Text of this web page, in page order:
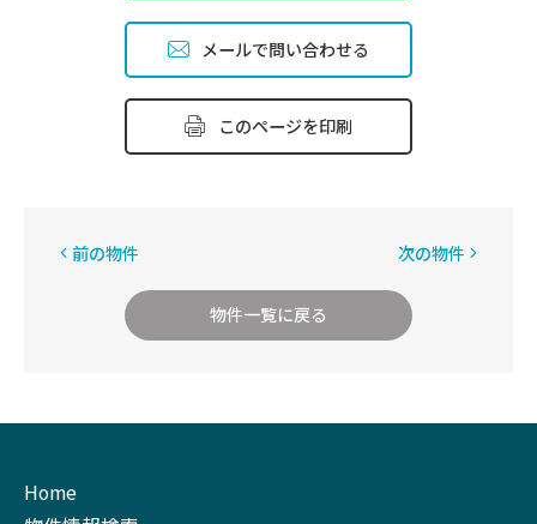
メールで問い合わせる
このページを印刷
前の物件
物件一覧に戻る
次の物件
Home